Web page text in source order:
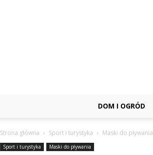
DOM I OGRÓD
Strona główna Sport i turystyka Maski do pływania
Sport i turystyka Maski do pływania